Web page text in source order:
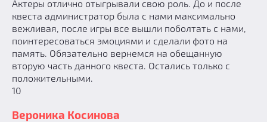
Актеры отлично отыгрывали свою роль. До и после
квеста администратор была с нами максимально
вежливая, после игры все вышли поболтать с нами,
поинтересоваться эмоциями и сделали фото на
память. Обязательно вернемся на обещанную
вторую часть данного квеста. Остались только с
положительными.
10
Вероника Косинова